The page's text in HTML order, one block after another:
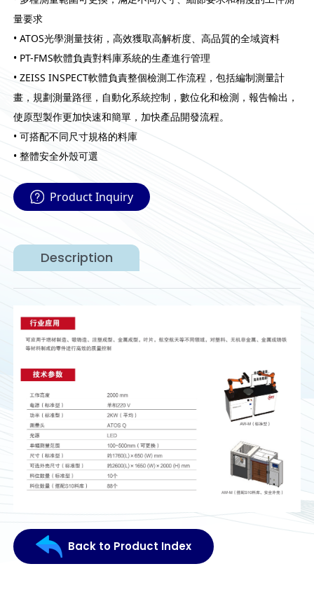
量要求
• ATOS光學測量技術，高效獲取高解析度、高品質的全域資料
• PT-FMS軟體負責對料庫系統的生產進行管理
• ZEISS INSPECT軟體負責整個檢測工作流程，包括編制測量計
畫，規劃測量路徑，自動化系統控制，數位化和檢測，報告輸出，
使原型製作更加快速和簡單，加快產品開發流程。
• 可搭配不同尺寸規格的料庫
• 整體安全外殼可選
Product Inquiry
Description
Back to Product Index